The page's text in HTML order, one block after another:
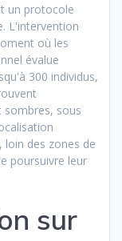
un protocole
L'intervention
où les
évalue
300 individus,
sombres, sous
loin des zones de
poursuivre leur
sur